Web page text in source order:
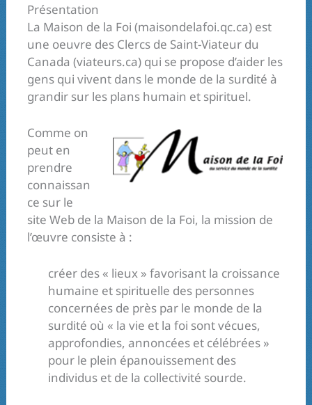
Présentation
La Maison de la Foi (maisondelafoi.qc.ca) est
une oeuvre des Clercs de Saint-Viateur du
Canada (viateurs.ca) qui se propose d’aider les
gens qui vivent dans le monde de la surdité à
grandir sur les plans humain et spirituel.
Comme on
peut en
prendre
connaissan
ce sur le
site Web de la Maison de la Foi, la mission de
l’œuvre consiste à :
créer des « lieux » favorisant la croissance
humaine et spirituelle des personnes
concernées de près par le monde de la
surdité où « la vie et la foi sont vécues,
approfondies, annoncées et célébrées »
pour le plein épanouissement des
individus et de la collectivité sourde.